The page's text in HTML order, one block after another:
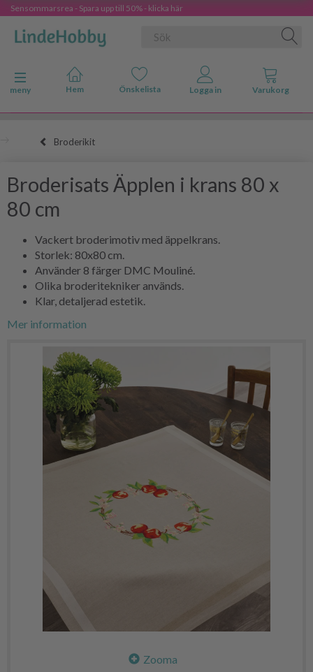
Sensommarsrea - Spara upp till 50% - klicka här
Ändra navigering
meny
Broderikit
Broderisats Äpplen i krans 80 x
80 cm
Vackert broderimotiv med äppelkrans.
Storlek: 80x80 cm.
Använder 8 färger DMC Mouliné.
Olika broderitekniker används.
Klar, detaljerad estetik.
Mer information
Zooma